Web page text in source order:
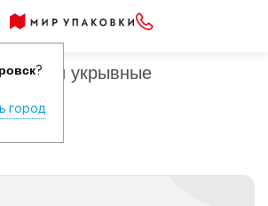
?
город
укрывная универсальная
и укрывные